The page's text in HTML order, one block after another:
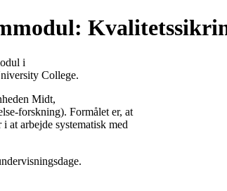
i
College.
Midt,
forskning). Formålet er, at
at arbejde systematisk med